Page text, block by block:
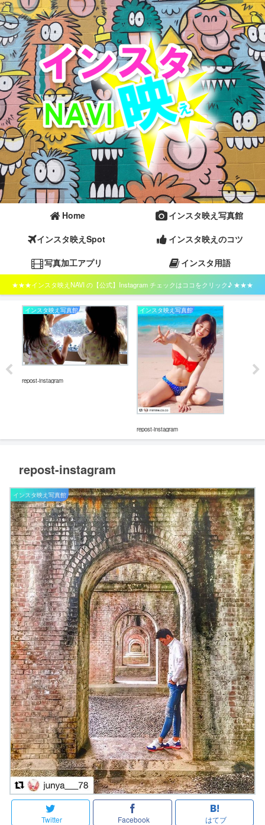
Home
インスタ映え写真館
インスタ映えSpot
インスタ映えのコツ
写真加工アプリ
インスタ用語
★★★インスタ映えNAVI の【公式】Instagram チェックはココをクリック♪ ★★★
インスタ映え写真館
repost-instagram
インスタ映え写真館
repost-instagram
repost-instagram
インスタ映え写真館
Twitter Facebook はてブ